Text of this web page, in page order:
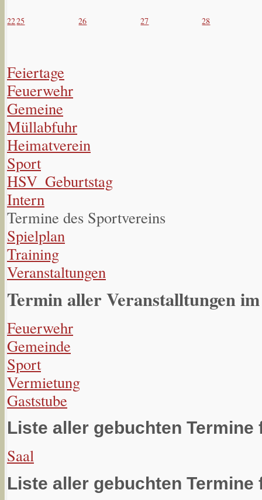
2225 26 27 28
Feiertage
Feuerwehr
Gemeine
Müllabfuhr
Heimatverein
Sport
HSV_Geburtstag
Intern
Termine des Sportvereins
Spielplan
Training
Veranstaltungen
Termin aller Veranstalltungen
Feuerwehr
Gemeinde
Sport
Vermietung
Gaststube
Liste aller gebuchten
Saal
Liste aller gebuchten Termine